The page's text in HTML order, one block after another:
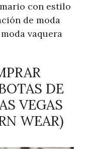
con estilo
de moda
vaquera
DE
VEGAS
WEAR)